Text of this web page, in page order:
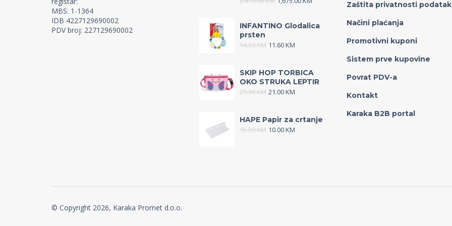
MBS: 1-1364
IDB 4227129690002
PDV broj: 227129690002
INFANTINO Glodalica
prsten
14.50KM 11.60KM
SKIP HOP TORBICA
OKO STRUKA LEPTIR
29.90KM 21.00KM
HAPE Papir za crtanje
15.50KM 10.00KM
Zaštita privatnosti
Načini plaćanja
Promotivni kuponi
Sistem prve kupovine
Povrat PDV-a
Kontakt
Karaka B2B portal
© Copyright 2026, Karaka Promet d.o.o.